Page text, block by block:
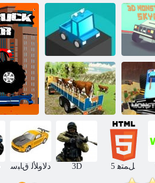
ﻖﺑﺎﺴﺘﻣ ﺔﻠﺘﻛ
3D ﺱﺩﻭﺮﻴﻜﺳ
ﺓﺮﻋﻮﻟﺍ ﻕﺮﻄﻟﺍ
ﻰﻠﻋ ﺕﺎﻧﺍﻮﻴﺤﻟﺍ
ﻞﻘﻧ ﺔﻨﺣﺎﺷ
ﺩﻻ ﻭﻸ ﻟ ﻕﺎﺒﺳ 3D 5 ﻞﻤﺘﻫ